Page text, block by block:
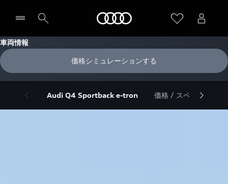
車両情報
価格シミュレーションする
Audi Q4 Sportback e-tron 価格 / スペック / サイ